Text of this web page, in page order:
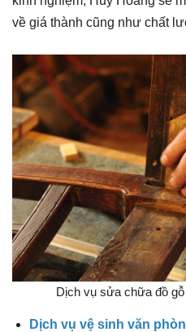
về giá thành cũng như chất
Dịch vụ sửa chữa đồ
Dịch vụ vệ sinh văn